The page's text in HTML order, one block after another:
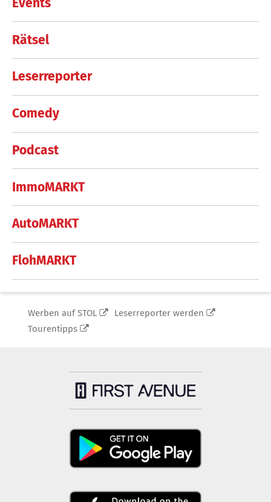
Rätsel
Leserreporter
Comedy
Podcast
ImmoMARKT
AutoMARKT
FlohMARKT
Werben auf STOL
Leserreporter werden
Tourentipps